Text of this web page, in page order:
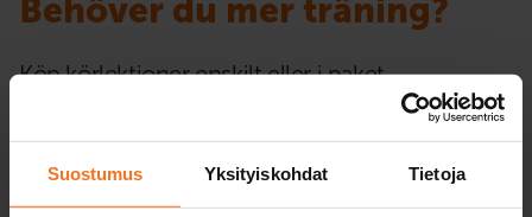
Suostumus Yksityiskohdat Tietoja
Behöver du mer träning?
Köp körlektioner enskilt eller i paket.
enligt behov. Diskutera med din trafiklärare om